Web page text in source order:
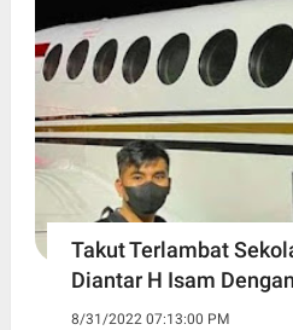
Takut Terlambat
Diantar H Isam
8/31/2022 07:13:00 PM